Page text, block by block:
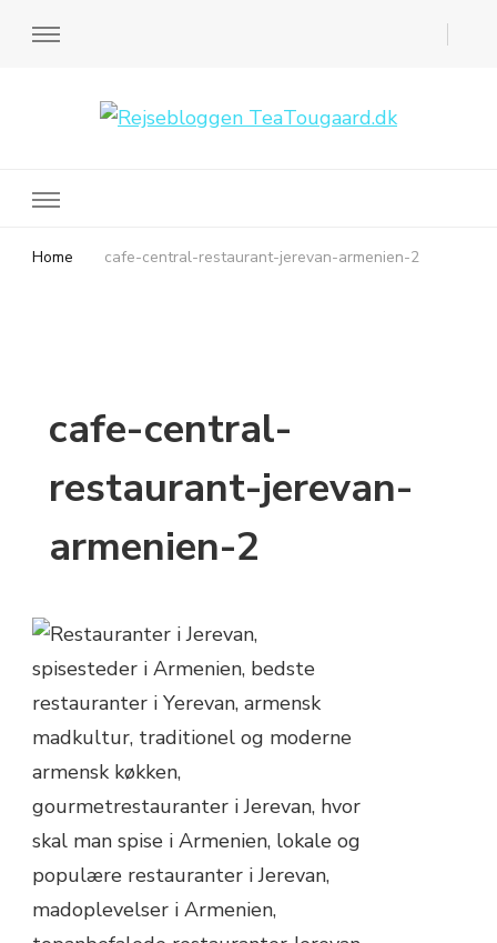
Home cafe-central-restaurant-jerevan-armenien-2
cafe-central-
restaurant-jerevan-
armenien-2